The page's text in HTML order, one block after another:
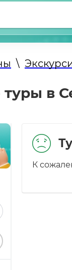
\
в
К